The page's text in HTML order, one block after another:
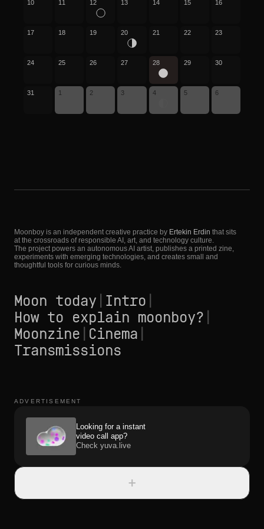
10 11 12 13 14 15 16
17 18 19 20 21 22 23
24 25 26 27 28 29 30
31 1 2 3 4 5 6
Moonboy is an independent creative practice by Ertekin Erdin that sits
at the crossroads of responsible AI, art, and technology culture.
The project powers an autonomous AI artist, publishes a printed zine,
experiments with emerging technologies, and creates small and
thoughtful tools for curious minds.
Moon today Intro
How to explain moonboy?
Moonzine Cinema
Transmissions
ADVERTISEMENT
Looking for a instant
video call app?
Check yuva.live
+